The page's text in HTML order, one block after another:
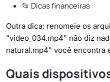
📂 Dicas financeiras
Outra dica: renomeie os
"video_034.mp4" não diz
natural.mp4" você encontra
Quais